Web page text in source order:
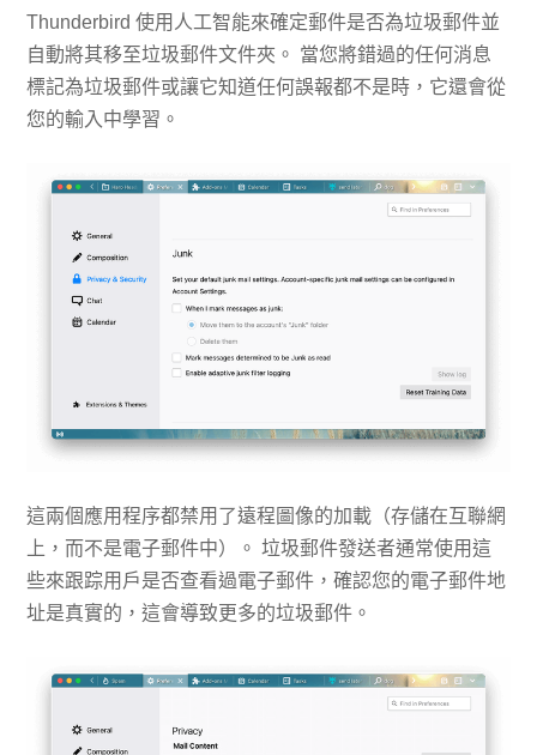
Thunderbird 使用人工智能來確定郵件是否為垃圾郵件並
自動將其移至垃圾郵件文件夾。 當您將錯過的任何消息
標記為垃圾郵件或讓它知道任何誤報都不是時，它還會從
您的輸入中學習。
這兩個應用程序都禁用了遠程圖像的加載（存儲在互聯網
上，而不是電子郵件中）。 垃圾郵件發送者通常使用這
些來跟踪用戶是否查看過電子郵件，確認您的電子郵件地
址是真實的，這會導致更多的垃圾郵件。